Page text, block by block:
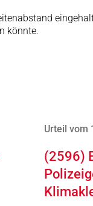
könnte.
Urteil vom
(2596)